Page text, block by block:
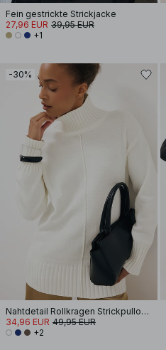
Fein gestrickte Strickjacke
27,96 EUR 39,95 EUR
+1
-30%
Nahtdetail Rollkragen Strickpullover
34,96 EUR 49,95 EUR
+2